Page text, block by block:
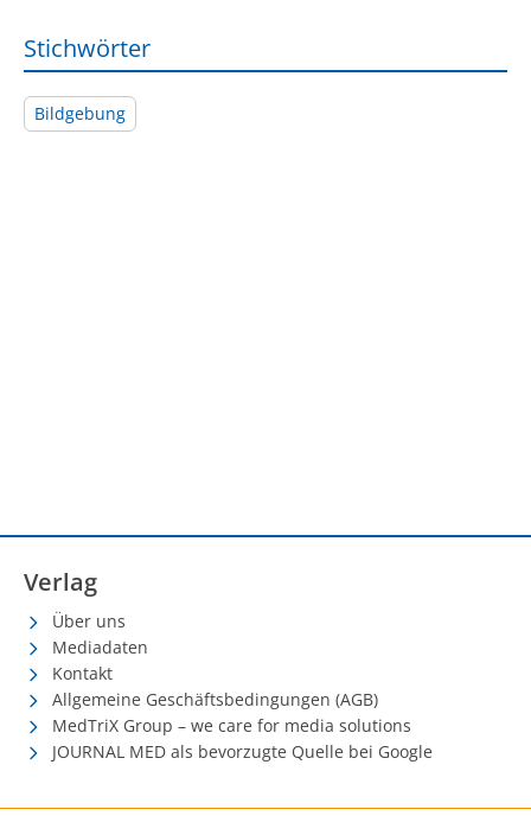
Stichwörter
Bildgebung
Verlag
Über uns
Mediadaten
Kontakt
Allgemeine Geschäftsbedingungen (AGB)
MedTriX Group – we care for media solutions
JOURNAL MED als bevorzugte Quelle bei Google